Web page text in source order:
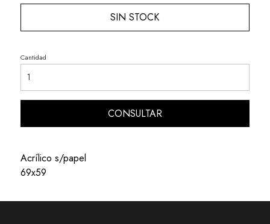
SIN STOCK
Cantidad
CONSULTAR
Acrílico s/papel
69x59